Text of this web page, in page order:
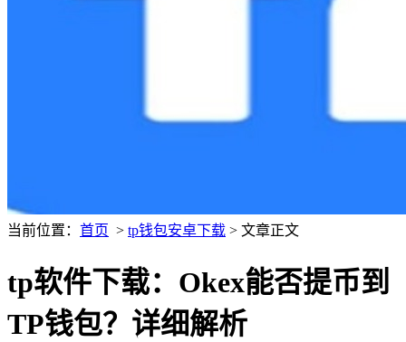
当前位置： 首页 > tp钱包安卓下载 > 文章正文
tp软件下载：Okex能否提币到
TP钱包？详细解析